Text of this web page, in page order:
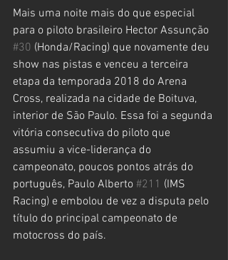
Mais uma noite mais do que especial
para o piloto brasileiro Hector Assunção
#30 (Honda/Racing) que novamente deu
show nas pistas e venceu a terceira
etapa da temporada 2018 do Arena
Cross, realizada na cidade de Boituva,
interior de São Paulo. Essa foi a segunda
vitória consecutiva do piloto que
assumiu a vice-liderança do
campeonato, poucos pontos atrás do
português, Paulo Alberto #211 (IMS
Racing) e embolou de vez a disputa pelo
título do principal campeonato de
motocross do país.